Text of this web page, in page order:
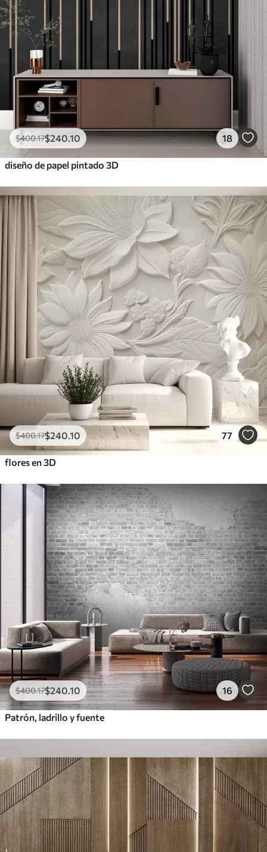
$400.17$240 .10 18
diseño de papel pintado 3D
$400.17$240 .10 77
flores en 3D
$400.17$240 .10 16
Patrón, ladrillo y fuente